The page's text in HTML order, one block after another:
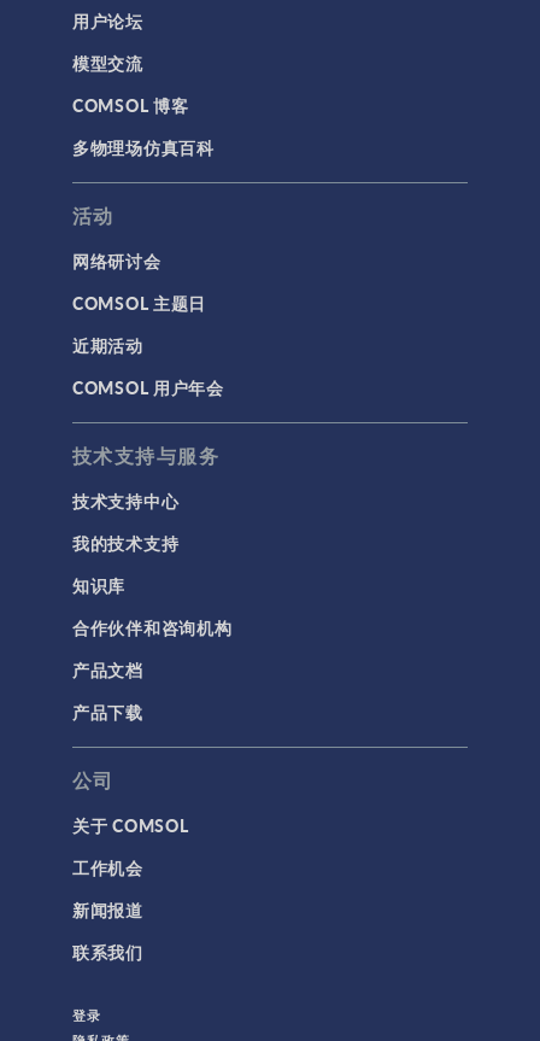
用户论坛
模型交流
COMSOL 博客
多物理场仿真百科
活动
网络研讨会
COMSOL 主题日
近期活动
COMSOL 用户年会
技术支持与服务
技术支持中心
我的技术支持
知识库
合作伙伴和咨询机构
产品文档
产品下载
公司
关于 COMSOL
工作机会
新闻报道
联系我们
登录